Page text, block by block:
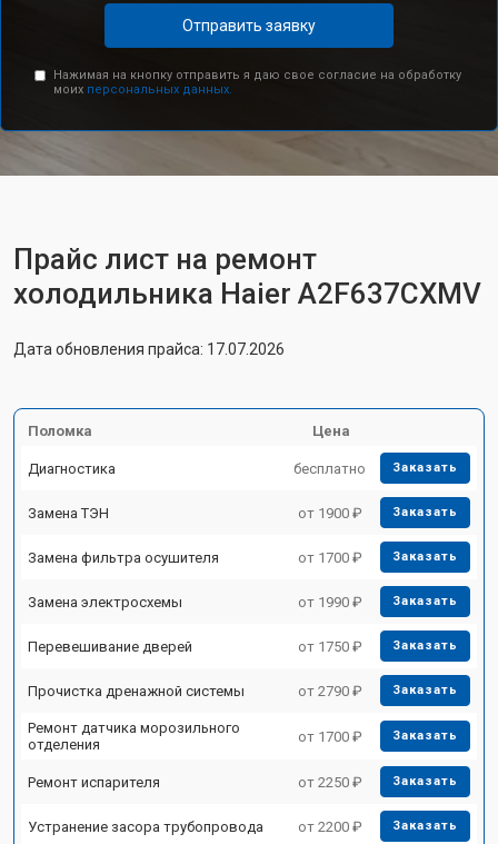
Отправить заявку
Нажимая на кнопку отправить я даю свое согласие на обработку
моих персональных данных.
Прайс лист на ремонт
холодильника Haier A2F637CXMV
Дата обновления прайса: 17.07.2026
Поломка Цена
Диагностика бесплатно Заказать
Замена ТЭН от 1900 ₽ Заказать
Замена фильтра осушителя от 1700 ₽ Заказать
Замена электросхемы от 1990 ₽ Заказать
Перевешивание дверей от 1750 ₽ Заказать
Прочистка дренажной системы от 2790 ₽ Заказать
Ремонт датчика морозильного
отделения
от 1700 ₽ Заказать
Ремонт испарителя от 2250 ₽ Заказать
Устранение засора трубопровода от 2200 ₽ Заказать